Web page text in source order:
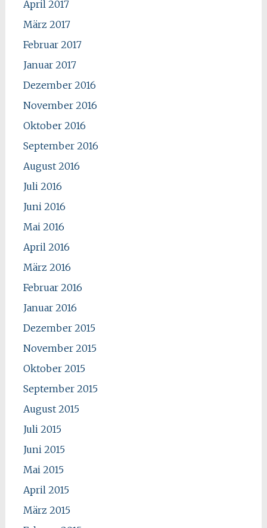
April 2017
März 2017
Februar 2017
Januar 2017
Dezember 2016
November 2016
Oktober 2016
September 2016
August 2016
Juli 2016
Juni 2016
Mai 2016
April 2016
März 2016
Februar 2016
Januar 2016
Dezember 2015
November 2015
Oktober 2015
September 2015
August 2015
Juli 2015
Juni 2015
Mai 2015
April 2015
März 2015